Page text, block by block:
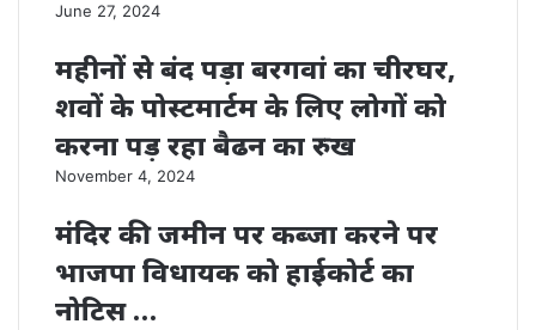
June 27, 2024
महीनों से बंद पड़ा बरगवां का चीरघर,
शवों के पोस्टमार्टम के लिए लोगों को
करना पड़ रहा बैढन का रुख
November 4, 2024
मंदिर की जमीन पर कब्जा करने पर
भाजपा विधायक को हाईकोर्ट का
नोटिस …